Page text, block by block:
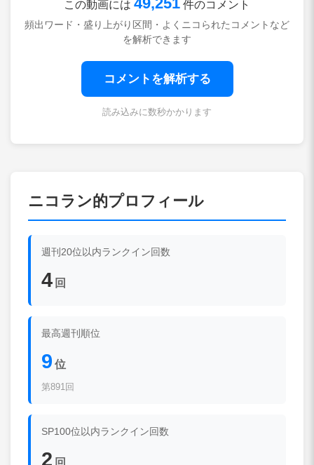
この動画には 件のコメント
頻出ワード・盛り上がり区間・よくニコられたコメントなど
を解析できます
コメントを解析する
読み込みに数秒かかります
ニコラン的プロフィール
週刊20位以内ランクイン回数
4 回
最高週刊順位
9 位
第891回
SP100位以内ランクイン回数
2 回